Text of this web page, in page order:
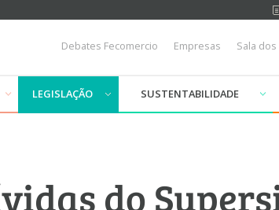
Debates Fecomercio Empresas Sala
LEGISLAÇÃO SUSTENTABILIDADE
do